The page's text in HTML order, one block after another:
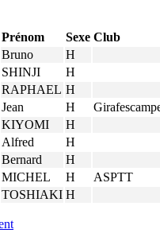
Prénom Sexe Club
Bruno
H
SHINJI
H
RAPHAEL H
Jean H
KIYOMI
H
Alfred
H
Bernard
H
MICHEL H
ASPTT
TOSHIAKI H